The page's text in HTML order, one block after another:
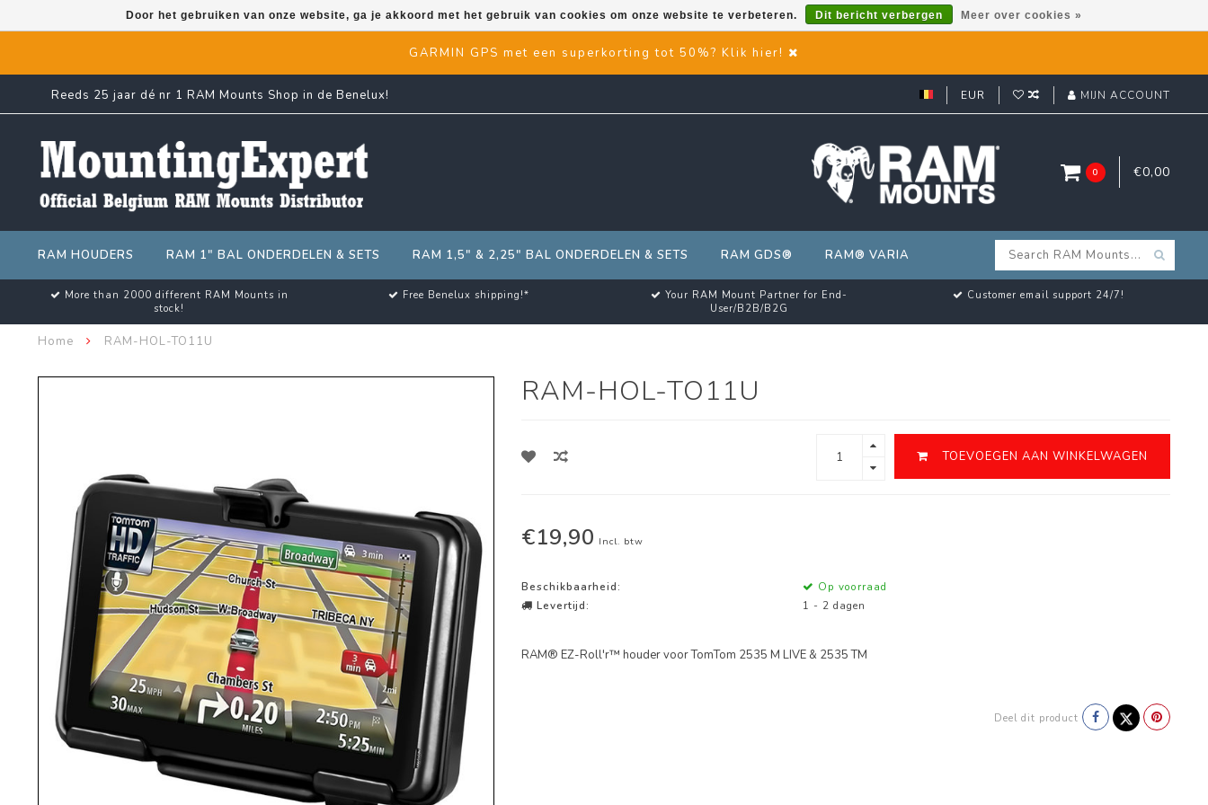
GARMIN GPS met een superkorting tot 50%? Klik hier!
Reeds 25 jaar dé nr 1 RAM Mounts Shop in de Benelux! EUR MIJN ACCOUNT
0 €0,00
RAM HOUDERS RAM 1" BAL ONDERDELEN & SETS RAM 1,5" & 2,25" BAL ONDERDELEN & SETS RAM GDS® RAM® VARIA
More than 2000 different RAM Mounts in
stock!
Free Benelux shipping!*
Your RAM Mount Partner for End-
User/B2B/B2G
Customer email support 24/7!
Home RAM-HOL-TO11U
RAM-HOL-TO11U
TOEVOEGEN AAN WINKELWAGEN
€19,90 Incl. btw
Beschikbaarheid:
Op voorraad
Levertijd:
1 - 2 dagen
RAM® EZ-Roll'r™ houder voor TomTom 2535 M LIVE & 2535 TM
Deel dit product
Door het gebruiken van onze website, ga je akkoord met het gebruik van cookies om onze website te verbeteren. Dit bericht verbergen Meer over cookies »